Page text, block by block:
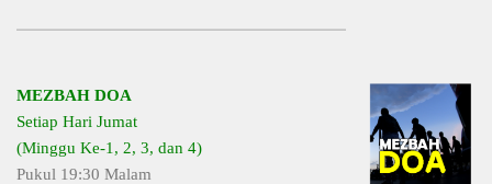
MEZBAH DOA
Setiap Hari Jumat
(Minggu Ke-1, 2, 3, dan 4)
Pukul 19:30 Malam